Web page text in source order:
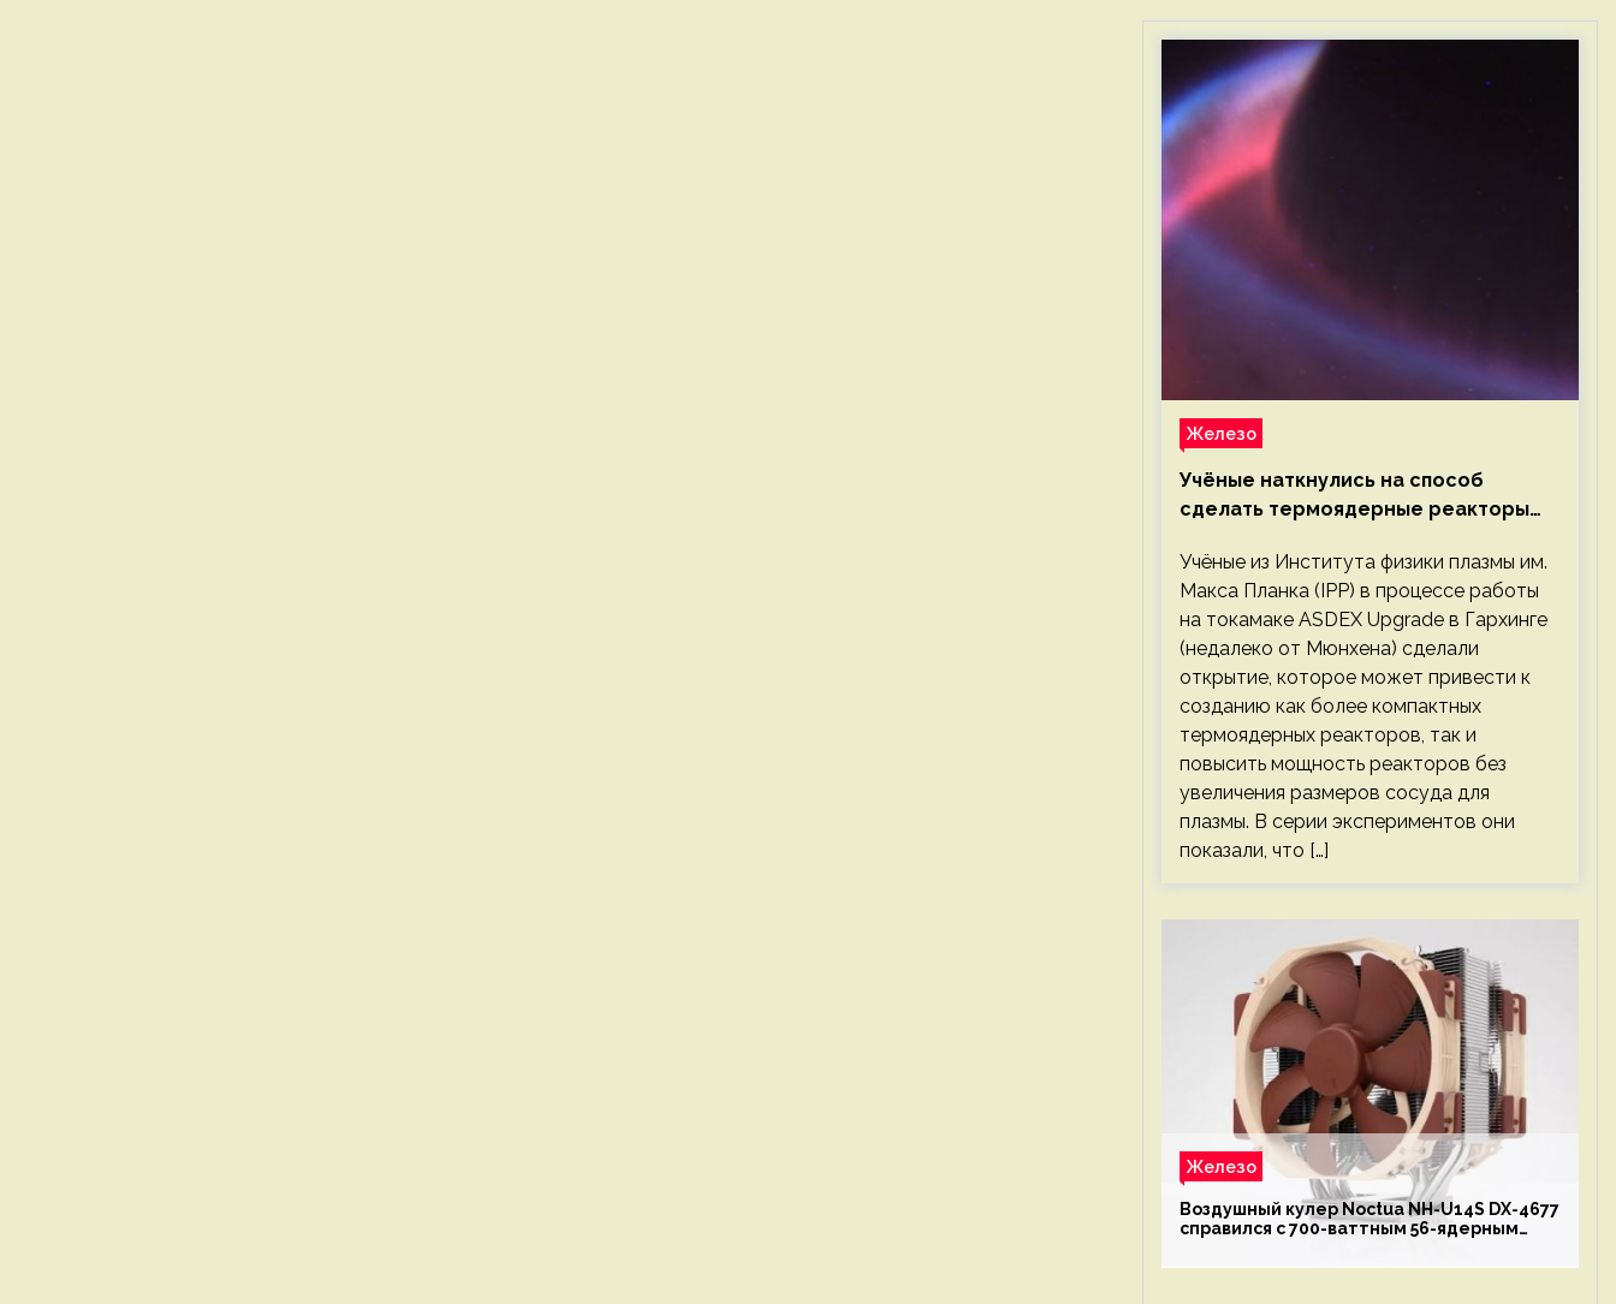
Железо
Учёные наткнулись на способ
сделать термоядерные реакторы
Учёные из Института физики плазмы им.
Макса Планка (IPP) в процессе работы
на токамаке ASDEX Upgrade в Гархинге
(недалеко от Мюнхена) сделали
открытие, которое может привести к
созданию как более компактных
термоядерных реакторов, так и
повысить мощность реакторов без
увеличения размеров сосуда для
плазмы. В серии экспериментов они
показали, что […]
Железо
Воздушный кулер Noctua NH-U14S DX-4677
справился с 700-ваттным 56-ядерным